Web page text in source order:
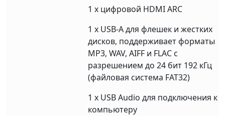
1 х цифровой HDMI ARC
1 х USB-A для флешек и жестких
дисков, поддерживает форматы
MP3, WAV, AIFF и FLAC с
разрешением до 24 бит 192 кГц
(файловая система FAT32)
1 х USB Audio для подключения к
компьютеру